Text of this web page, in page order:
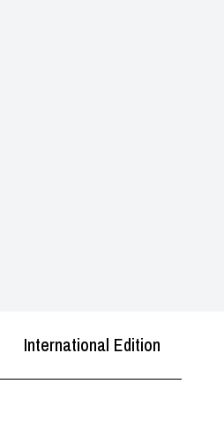
International Edition